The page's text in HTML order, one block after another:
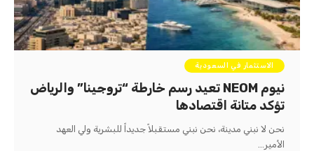
الاستثمار في السعودية
نيوم NEOM تعيد رسم خارطة “تروجينا” والرياض
تؤكد متانة اقتصادها
نحن لا نبني مدينة، نحن نبني مستقبلاً جديداً للبشرية ولي العهد
الأمير…